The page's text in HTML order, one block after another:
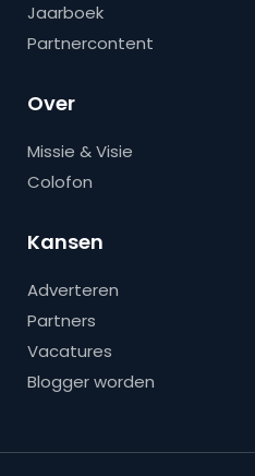
Jaarboek
Partnercontent
Over
Missie & Visie
Colofon
Kansen
Adverteren
Partners
Vacatures
Blogger worden